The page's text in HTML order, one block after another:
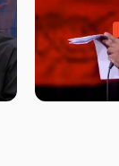
دل‌هاست –
عزاداری شب